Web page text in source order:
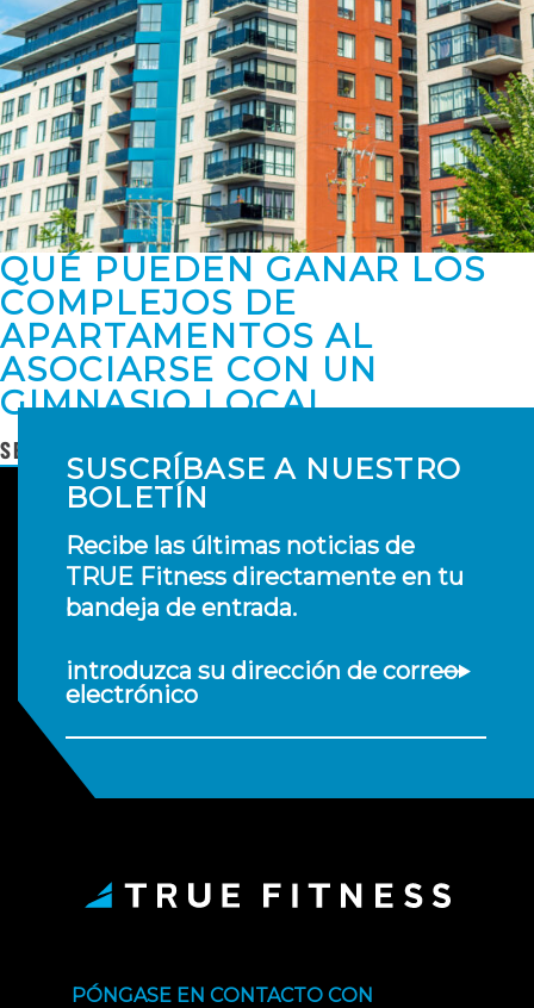
QUÉ PUEDEN GANAR LOS
COMPLEJOS DE
APARTAMENTOS AL
ASOCIARSE CON UN
GIMNASIO LOCAL
SEGUIR LEYENDO
SUSCRÍBASE A NUESTRO
BOLETÍN
Recibe las últimas noticias de
TRUE Fitness directamente en tu
bandeja de entrada.
introduzca su dirección de correo
electrónico
PÓNGASE EN CONTACTO CON